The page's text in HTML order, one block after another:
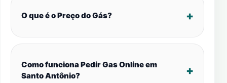
O que é o Preço do Gás?
Como funciona Pedir Gas Online em
Santo Antônio?